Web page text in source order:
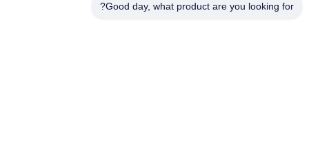
تماس سریع
Good day, what product are you looking for?